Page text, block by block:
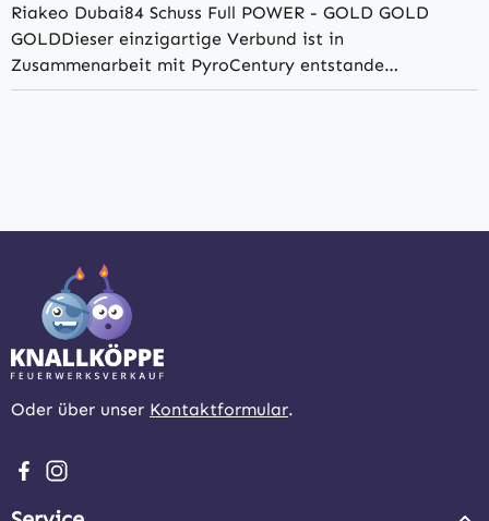
Riakeo Dubai84 Schuss Full POWER - GOLD GOLD
GOLDDieser einzigartige Verbund ist in
Zusammenarbeit mit PyroCentury entstande…
Oder über unser Kontaktformular.
Besuche uns auf Facebook – öffnet in neuem Tab
Schau auf Instagram vorbei – öffnet in neuem Tab